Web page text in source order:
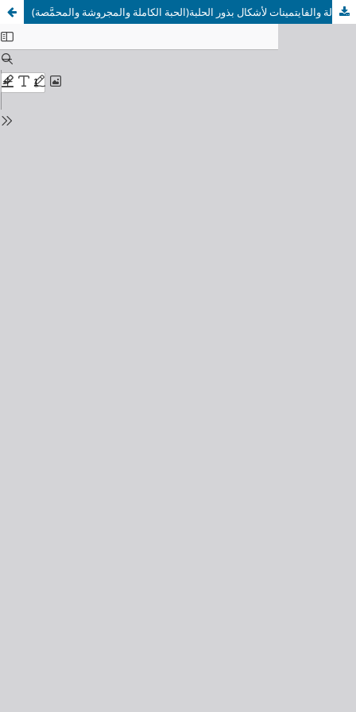
(الحبة الكاملة والمجروشة والمحمَّصة)تقدير نسب العناصر الغذائية والمكونات الفعّالة والفايتمينات لأشكال بذور الحلبة